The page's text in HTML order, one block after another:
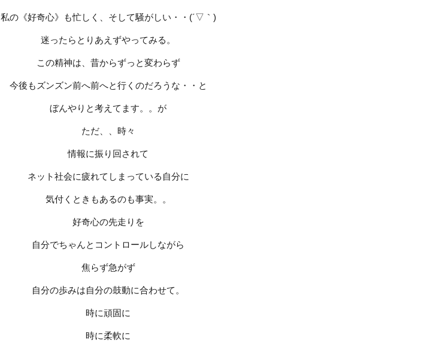
私の《好奇心》も忙しく、そして騒がしい・・(´▽｀)
迷ったらとりあえずやってみる。
この精神は、昔からずっと変わらず
今後もズンズン前へ前へと行くのだろうな・・と
ぼんやりと考えてます。。が
ただ、、時々
情報に振り回されて
ネット社会に疲れてしまっている自分に
気付くときもあるのも事実。。
好奇心の先走りを
自分でちゃんとコントロールしながら
焦らず急がず
自分の歩みは自分の鼓動に合わせて。
時に頑固に
時に柔軟に